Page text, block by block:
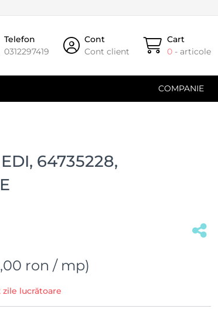
Telefon
0312297419
Cont
Cont client
Cart
0 - articole
COMPANIE
64735228,
ron / mp)
zile lucrătoare